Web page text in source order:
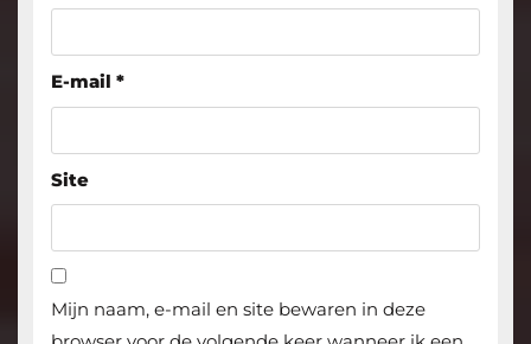
E-mail *
Site
Mijn naam, e-mail en site bewaren in deze